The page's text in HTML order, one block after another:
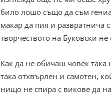
било лошо също да съм
макар да пия и развратнича
творчеството на Буковски
Как да не обичаш човек
така отхвърлен и самотен,
нищо не спира с викове да